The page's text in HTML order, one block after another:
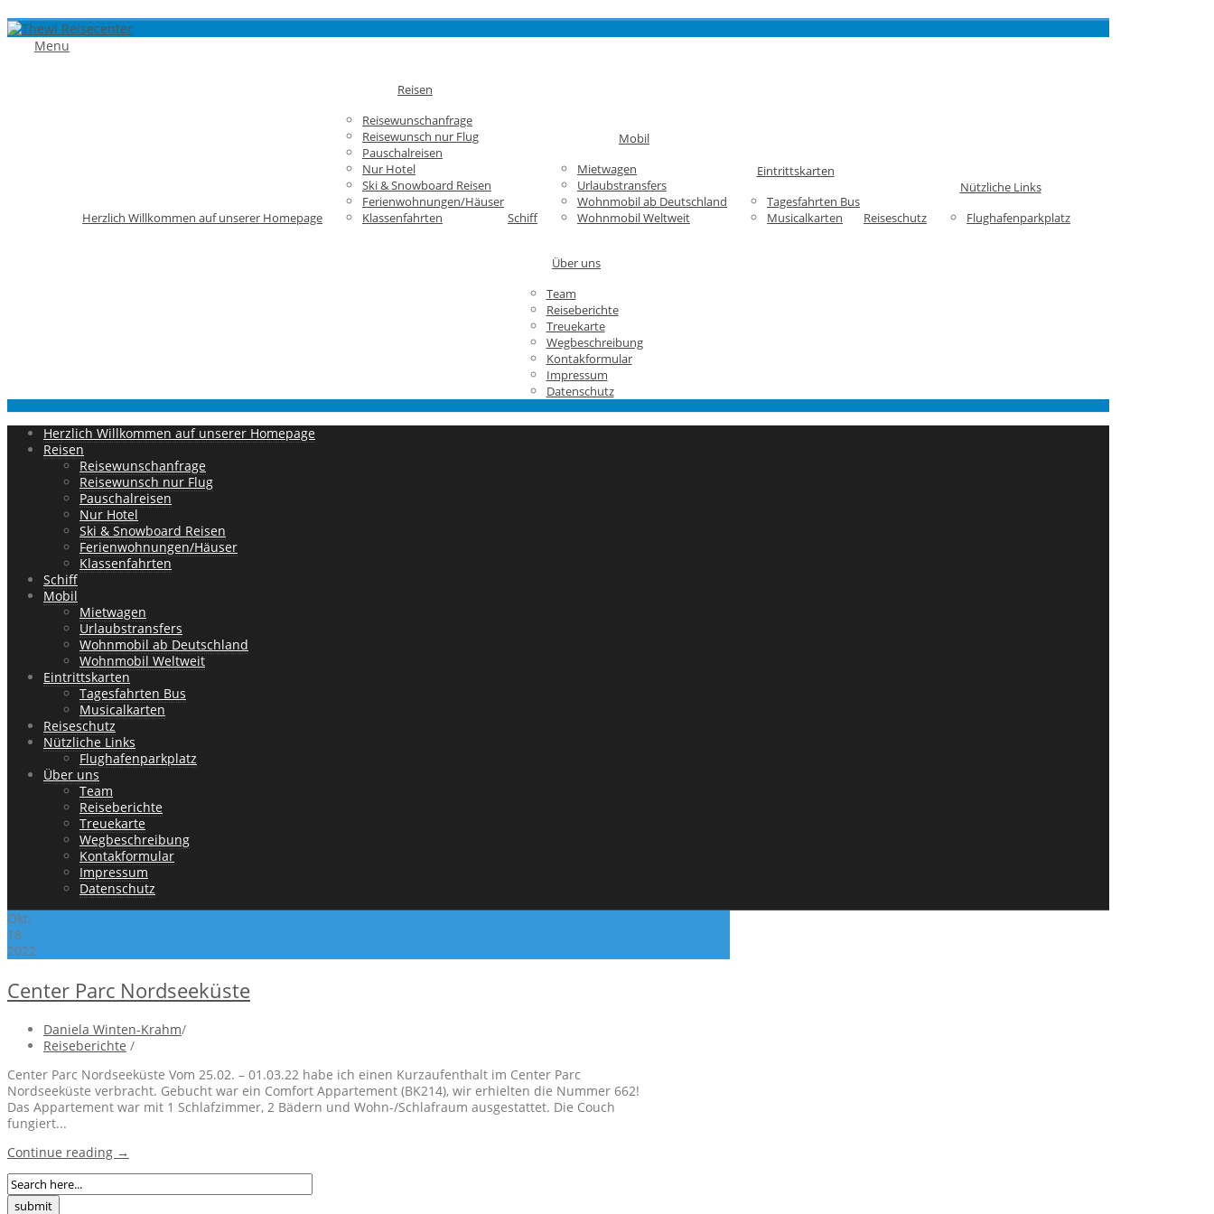
Menu
Herzlich Willkommen auf unserer Homepage
Reisen
Reisewunschanfrage
Reisewunsch nur Flug
Pauschalreisen
Nur Hotel
Ski & Snowboard Reisen
Ferienwohnungen/Häuser
Klassenfahrten
Schiff
Mobil
Mietwagen
Urlaubstransfers
Wohnmobil ab Deutschland
Wohnmobil Weltweit
Eintrittskarten
Tagesfahrten Bus
Musicalkarten
Reiseschutz
Nützliche Links
Flughafenparkplatz
Über uns
Team
Reiseberichte
Treuekarte
Wegbeschreibung
Kontakformular
Impressum
Datenschutz
Herzlich Willkommen auf unserer Homepage
Reisen
Reisewunschanfrage
Reisewunsch nur Flug
Pauschalreisen
Nur Hotel
Ski & Snowboard Reisen
Ferienwohnungen/Häuser
Klassenfahrten
Schiff
Mobil
Mietwagen
Urlaubstransfers
Wohnmobil ab Deutschland
Wohnmobil Weltweit
Eintrittskarten
Tagesfahrten Bus
Musicalkarten
Reiseschutz
Nützliche Links
Flughafenparkplatz
Über uns
Team
Reiseberichte
Treuekarte
Wegbeschreibung
Kontakformular
Impressum
Datenschutz
Okt.
18
2022
Center Parc Nordseeküste
Daniela Winten-Krahm/
Reiseberichte /
Center Parc Nordseeküste Vom 25.02. – 01.03.22 habe ich einen Kurzaufenthalt im Center Parc
Nordseeküste verbracht. Gebucht war ein Comfort Appartement (BK214), wir erhielten die Nummer 662!
Das Appartement war mit 1 Schlafzimmer, 2 Bädern und Wohn-/Schlafraum ausgestattet. Die Couch
fungiert...
Continue reading →